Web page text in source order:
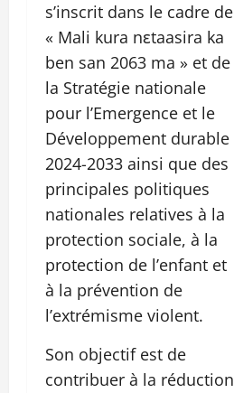
s’inscrit dans le cadre de
« Mali kura nɛtaasira ka
ben san 2063 ma » et de
la Stratégie nationale
pour l’Emergence et le
Développement durable
2024-2033 ainsi que des
principales politiques
nationales relatives à la
protection sociale, à la
protection de l’enfant et
à la prévention de
l’extrémisme violent.
Son objectif est de
contribuer à la réduction